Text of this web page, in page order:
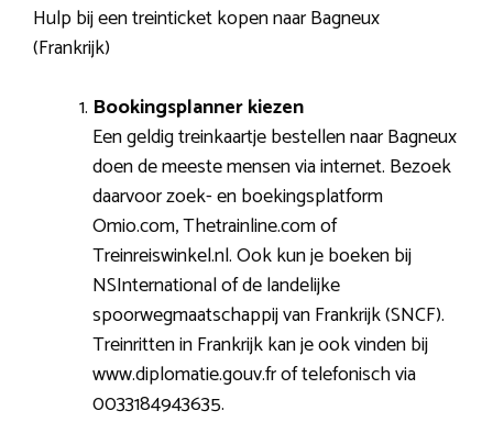
Hulp bij een treinticket kopen naar Bagneux
(Frankrijk)
Bookingsplanner kiezen
Een geldig treinkaartje bestellen naar Bagneux
doen de meeste mensen via internet. Bezoek
daarvoor zoek- en boekingsplatform
Omio.com, Thetrainline.com of
Treinreiswinkel.nl. Ook kun je boeken bij
NSInternational of de landelijke
spoorwegmaatschappij van Frankrijk (SNCF).
Treinritten in Frankrijk kan je ook vinden bij
www.diplomatie.gouv.fr of telefonisch via
0033184943635.